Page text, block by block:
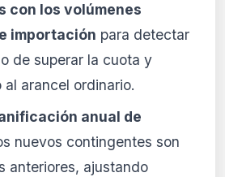
con los volúmenes
importación para detectar
de superar la cuota y
arancel ordinario.
anual de
nuevos contingentes son
anteriores, ajustando